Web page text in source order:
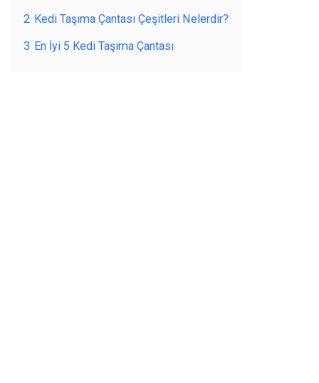
2 Kedi Taşıma Çantası Çeşitleri Nelerdir?
3 En İyi 5 Kedi Taşıma Çantası